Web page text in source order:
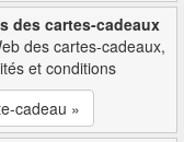
des cartes-cadeaux
des cartes-cadeaux,
et conditions
cadeau »